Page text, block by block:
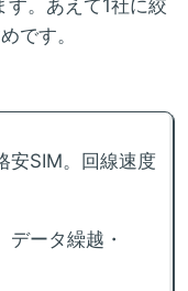
す。あえて1社に絞
です。
安SIM。回線速度
ータ繰越・